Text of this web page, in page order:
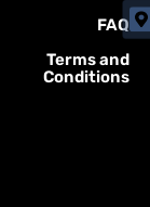
FAQ
Terms and
Conditions